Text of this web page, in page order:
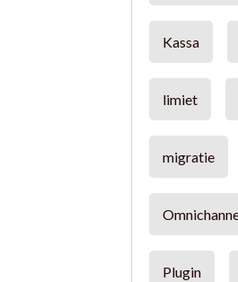
Kassa
limiet
migratie
Plugin